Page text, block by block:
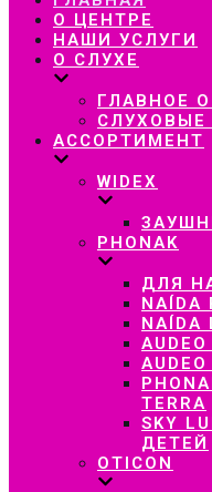
навигацию
О ЦЕНТРЕ
НАШИ УСЛУГИ
О СЛУХЕ
ГЛАВНОЕ
СЛУХОВЫЕ
АССОРТИМЕНТ
WIDEX
PHONAK
ДЛЯ
NAÍDA
NAÍDA
TERRA
SKY
ДЕТЕЙ
OTICON